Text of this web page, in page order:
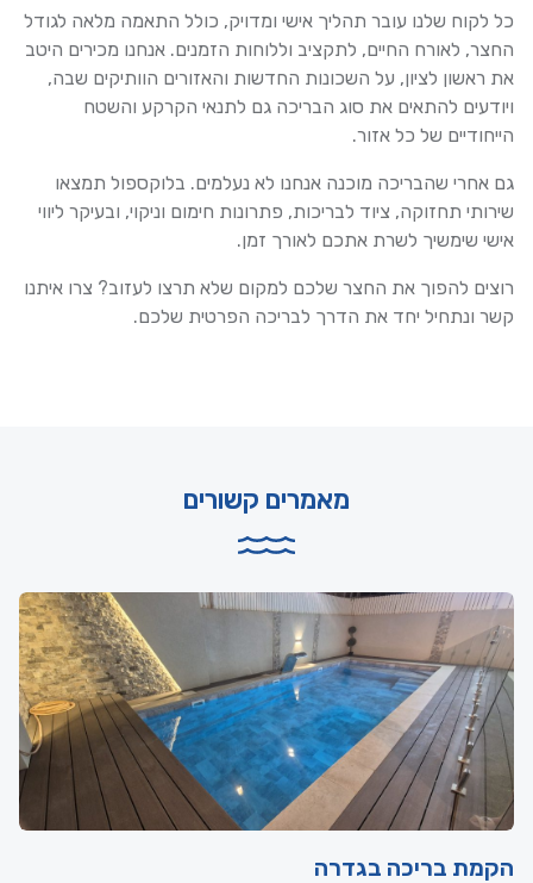
כל לקוח שלנו עובר תהליך אישי ומדויק, כולל התאמה מלאה לגודל
החצר, לאורח החיים, לתקציב וללוחות הזמנים. אנחנו מכירים היטב
את ראשון לציון, על השכונות החדשות והאזורים הוותיקים שבה,
ויודעים להתאים את סוג הבריכה גם לתנאי הקרקע והשטח
הייחודיים של כל אזור.
גם אחרי שהבריכה מוכנה אנחנו לא נעלמים. בלוקספול תמצאו
שירותי תחזוקה, ציוד לבריכות, פתרונות חימום וניקוי, ובעיקר ליווי
אישי שימשיך לשרת אתכם לאורך זמן.
רוצים להפוך את החצר שלכם למקום שלא תרצו לעזוב? צרו איתנו
קשר ונתחיל יחד את הדרך לבריכה הפרטית שלכם.
מאמרים קשורים
הקמת בריכה בגדרה